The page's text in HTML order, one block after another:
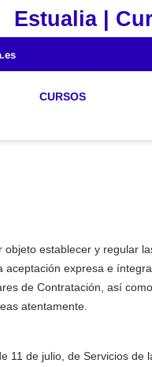
Estualia |
CURSOS
establecer y regular
aceptación expresa e
de Contratación, así
atentamente.
11 de julio, de Servicios